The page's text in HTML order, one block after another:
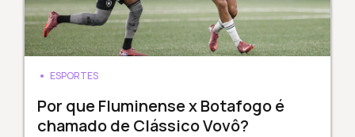
ESPORTES
Por que Fluminense x Botafogo é
chamado de Clássico Vovô?